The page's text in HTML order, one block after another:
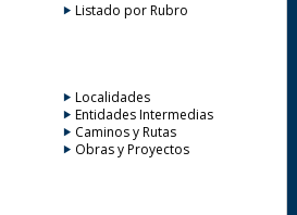
Listado por Rubro
Localidades
Entidades Intermedias
Caminos y Rutas
Obras y Proyectos